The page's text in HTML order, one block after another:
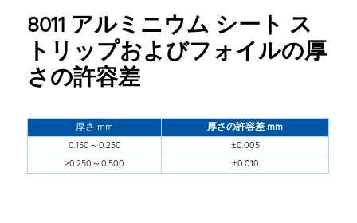
8011 アルミニウム シート ス
トリップおよびフォイルの厚
さの許容差
厚さ mm
厚さの許容差 mm
0.150～0.250
±0.005
>0.250～0.500
±0.010